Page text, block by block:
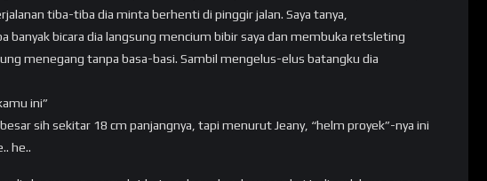
tiba-tiba dia minta berhenti di pinggir jalan. Saya tanya,
banyak bicara dia langsung mencium bibir saya dan membuka retsleting
menegang tanpa basa-basi. Sambil mengelus-elus batangku dia
ini”
sih sekitar 18 cm panjangnya, tapi menurut Jeany, “helm proyek”-nya ini
he..